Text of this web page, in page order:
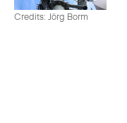
Credits: Jörg Borm